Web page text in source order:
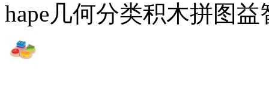
hape几何分类积木拼图益